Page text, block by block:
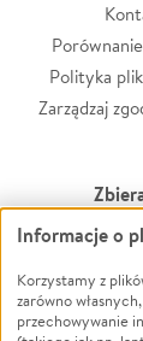
Polityka
Zarządzaj
Informacje o
Korzystamy z
zarówno
przechowywanie